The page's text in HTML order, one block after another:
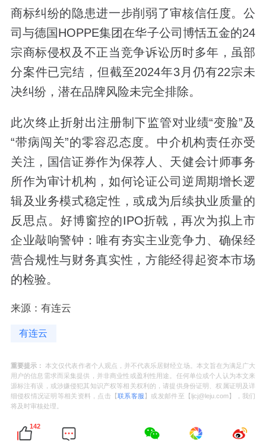
商标纠纷的隐患进一步削弱了审核信任度。公
司与德国HOPPE集团在华子公司博恬五金的24
宗商标侵权及不正当竞争诉讼历时多年，虽部
分案件已完结，但截至2024年3月仍有22宗未
决纠纷，潜在品牌风险未完全排除。
此次终止折射出注册制下监管对业绩“变脸”及
“带病闯关”的零容忍态度。中介机构责任亦受
关注，国信证券作为保荐人、天健会计师事务
所作为审计机构，如何论证公司逆周期增长逻
辑及业务模式稳定性，或成为后续执业质量的
反思点。好博窗控的IPO折戟，再次为拟上市
企业敲响警钟：唯有夯实主业竞争力、确保经
营合规性与财务真实性，方能经得起资本市场
的检验。
来源：有连云
有连云
重要提示： 本文仅代表作者个人观点，并不代表乐居财经立场。本文旨在为满足广大
用户的信息需求而采集提供，并非商业性或盈利性用途。任何单位或个人认为本文来
源标注有误，或涉嫌侵犯其知识产权等相关权利的，请提供身份证明、权属证明及详
细侵权情况证明等相关资料，点击【联系客服 】或发邮件至【ljcj@leju.com】，我们
将及时审核处理。
142